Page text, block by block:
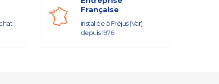
Française
installée à Fréjus (Var)
depuis 1976